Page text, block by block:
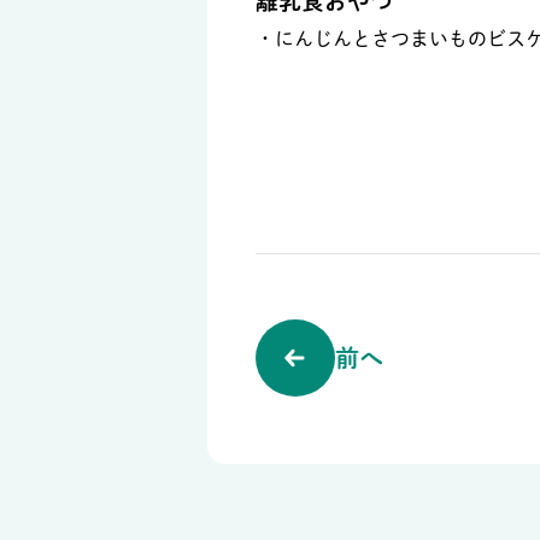
・にんじんとさつまいものビス
前へ